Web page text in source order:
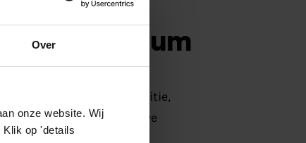
Over
onze website. Wij
Klik op 'details
Forum
festival over energietransitie,
ontmoetingen en nieuwe
studenten en